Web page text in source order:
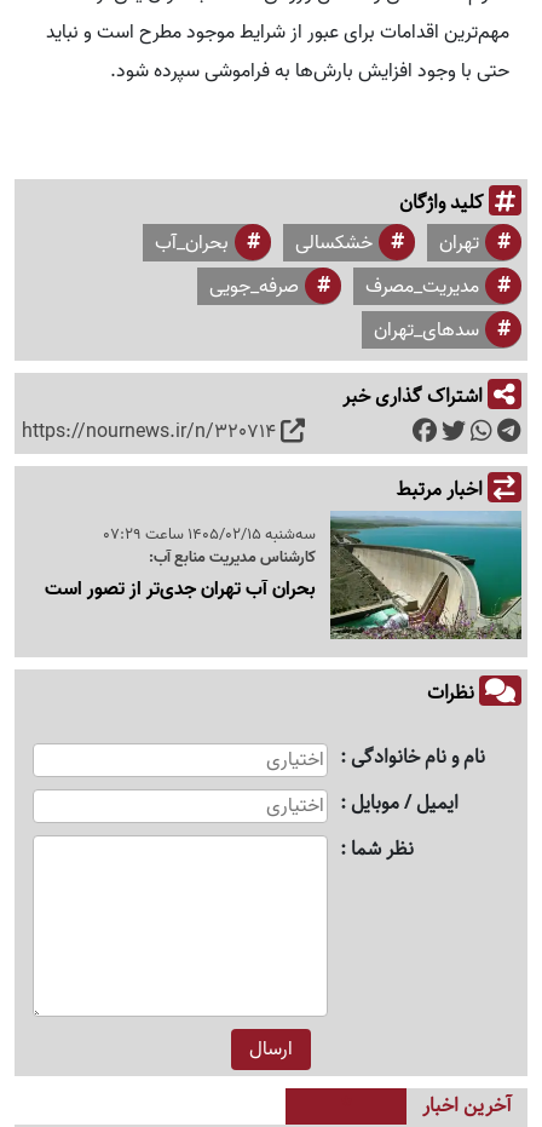
مهم‌ترین اقدامات برای عبور از شرایط موجود مطرح است و نباید
حتی با وجود افزایش بارش‌ها به فراموشی سپرده شود.
کلید واژگان
تهران خشکسالی
بحران_آب
مدیریت_مصرف
صرفه_جویی
سدهای_تهران
اشتراک گذاری خبر
https://nournews.ir/n/320714
اخبار مرتبط
سه‌شنبه 1405/02/15 ساعت 07:29
کارشناس مدیریت منابع آب:
بحران آب تهران جدی‌تر از تصور است
نظرات
نام و نام خانوادگی
ایمیل / موبایل
نظر شما
آخرین اخبار